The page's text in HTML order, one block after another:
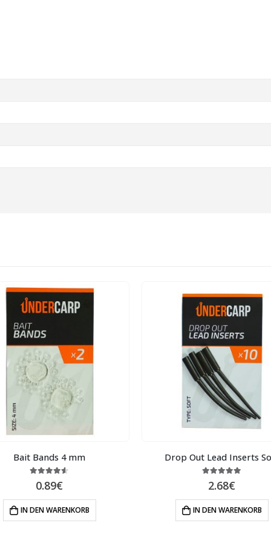
Bait Bands 4 mm
4.50 out of 5
0.89€
IN DEN WARENKORB
Drop Out Lead Inserts
5.00 out of 5
2.68€
IN DEN WARENKORB